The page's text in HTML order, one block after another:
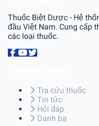
Thuốc Biệt Dược - Hệ
đầu Việt Nam. Cung cấp
các loại thuốc.
Tra cứu thuốc
Tin tức
Hỏi đáp
Danh bạ